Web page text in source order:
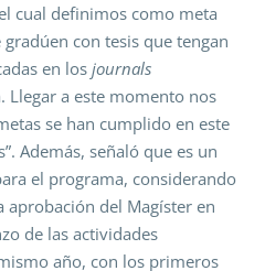
cual definimos como meta
con tesis que tengan
en los journals
Llegar a este momento nos
se han cumplido en este
Además, señaló que es un
el programa, considerando
aprobación del Magíster en
de las actividades
año, con los primeros